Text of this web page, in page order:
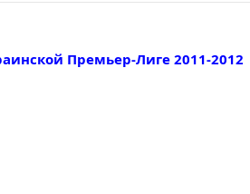
Премьер-Лиге 2011-2012